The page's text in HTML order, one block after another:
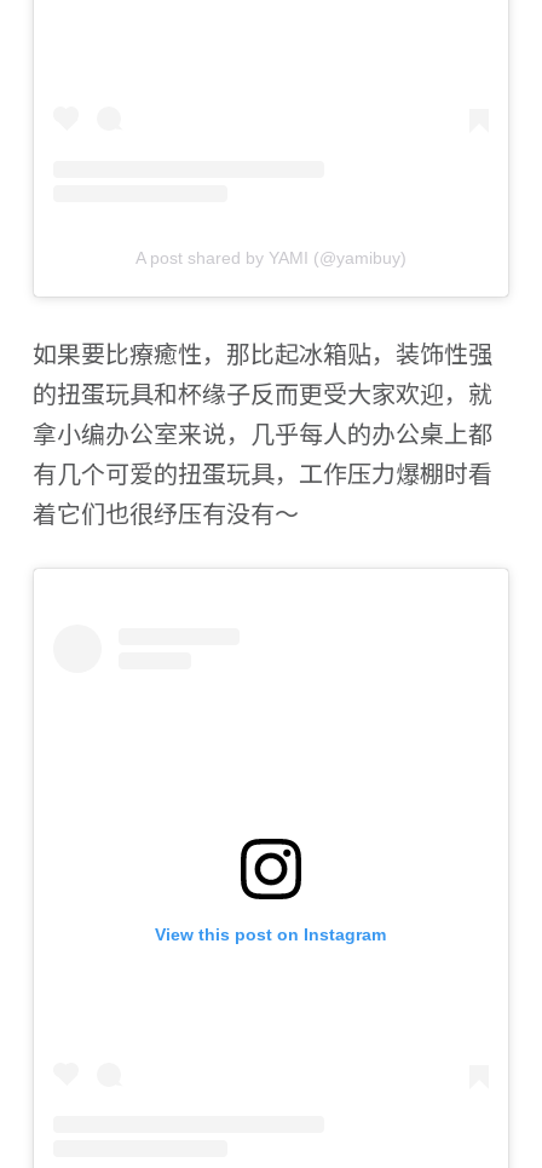
A post shared by YAMI (@yamibuy)
如果要比療癒性，那比起冰箱贴，装饰性强
的扭蛋玩具和杯缘子反而更受大家欢迎，就
拿小编办公室来说，几乎每人的办公桌上都
有几个可爱的扭蛋玩具，工作压力爆棚时看
着它们也很纾压有没有～
View this post on Instagram